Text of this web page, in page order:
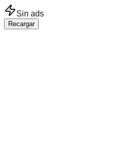
Saltar al contenido principal
Sin ads
Recargar